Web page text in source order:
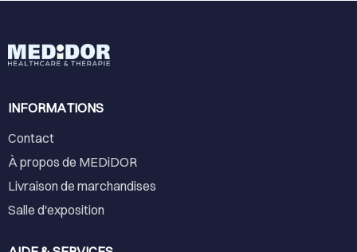
INFORMATIONS
Contact
À propos de MEDiDOR
Livraison de marchandises
Salle d'exposition